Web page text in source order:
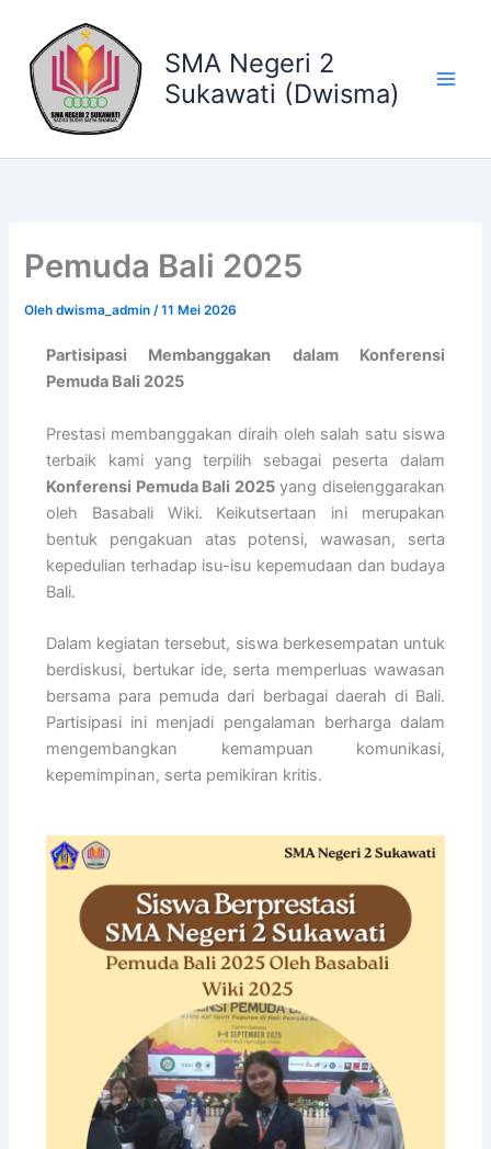
konten
SMA Negeri 2
Sukawati (Dwisma)
Pemuda Bali 2025
Olehdwisma_admin/11 Mei 2026
Partisipasi Membanggakan dalam Konferensi
Pemuda Bali 2025
Prestasi membanggakan diraih oleh salah satu siswa
terbaik kami yang terpilih sebagai peserta dalam
Konferensi Pemuda Bali 2025yang diselenggarakan
oleh Basabali Wiki. Keikutsertaan ini merupakan
bentuk pengakuan atas potensi, wawasan, serta
kepedulian terhadap isu-isu kepemudaan dan budaya
Bali.
Dalam kegiatan tersebut, siswa berkesempatan untuk
berdiskusi, bertukar ide, serta memperluas wawasan
bersama para pemuda dari berbagai daerah di Bali.
Partisipasi ini menjadi pengalaman berharga dalam
mengembangkan kemampuan komunikasi,
kepemimpinan, serta pemikiran kritis.